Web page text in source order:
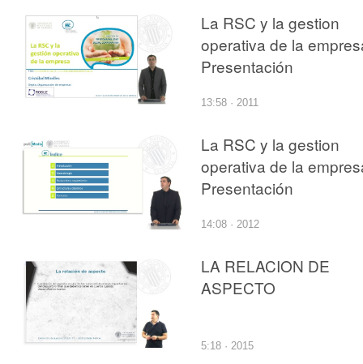
animación.
La RSC y la gestion
operativa de la
Presentación
13:58 · 2011
La RSC y la gestion
operativa de la
Presentación
14:08 · 2012
LA RELACION DE
ASPECTO
5:18 · 2015